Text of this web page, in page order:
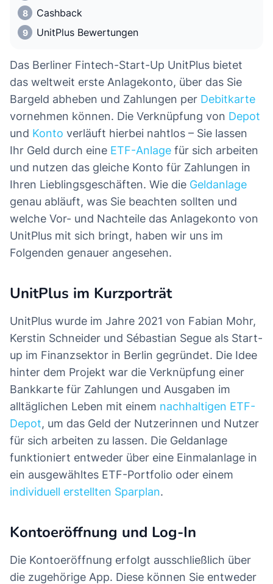
Cashback
UnitPlus Bewertungen
Das Berliner Fintech-Start-Up UnitPlus bietet
das weltweit erste Anlagekonto, über das Sie
Bargeld abheben und Zahlungen per Debitkarte
vornehmen können. Die Verknüpfung von Depot
und Konto verläuft hierbei nahtlos – Sie lassen
Ihr Geld durch eine ETF-Anlage für sich arbeiten
und nutzen das gleiche Konto für Zahlungen in
Ihren Lieblingsgeschäften. Wie die Geldanlage
genau abläuft, was Sie beachten sollten und
welche Vor- und Nachteile das Anlagekonto von
UnitPlus mit sich bringt, haben wir uns im
Folgenden genauer angesehen.
UnitPlus im Kurzporträt
UnitPlus wurde im Jahre 2021 von Fabian Mohr,
Kerstin Schneider und Sébastian Segue als Start-
up im Finanzsektor in Berlin gegründet. Die Idee
hinter dem Projekt war die Verknüpfung einer
Bankkarte für Zahlungen und Ausgaben im
alltäglichen Leben mit einem nachhaltigen ETF-
Depot, um das Geld der Nutzerinnen und Nutzer
für sich arbeiten zu lassen. Die Geldanlage
funktioniert entweder über eine Einmalanlage in
ein ausgewähltes ETF-Portfolio oder einem
individuell erstellten Sparplan.
Kontoeröffnung und Log-In
Die Kontoeröffnung erfolgt ausschließlich über
die zugehörige App. Diese können Sie entweder